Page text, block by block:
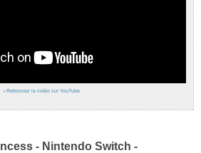
› Retrouvez la vidéo sur YouTube
- Nintendo Switch -